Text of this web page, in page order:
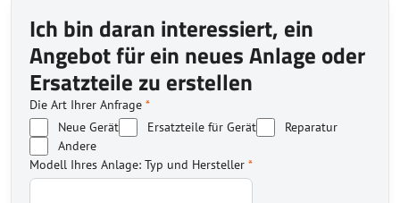
Ich bin daran interessiert, ein
Angebot für ein neues Anlage oder
Ersatzteile zu erstellen
Die Art Ihrer Anfrage *
Neue Gerät
Ersatzteile für Gerät
Reparatur
Andere
Modell Ihres Anlage: Typ und Hersteller *